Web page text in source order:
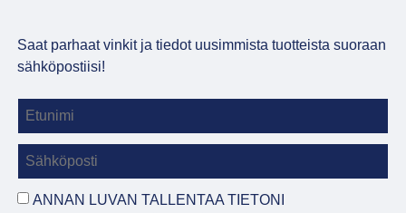
Saat parhaat vinkit ja tiedot uusimmista tuotteista suoraan
sähköpostiisi!
ANNAN LUVAN TALLENTAA TIETONI